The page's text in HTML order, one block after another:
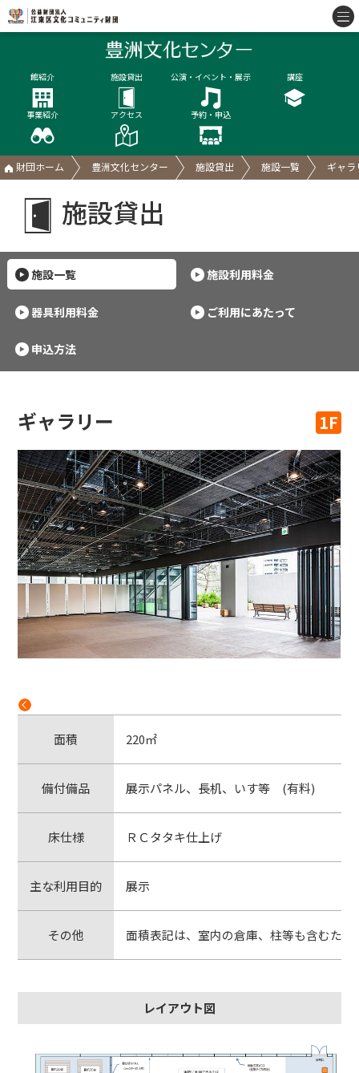
館紹介 施設貸出 公演・イベント・展示 講座
事業紹介 アクセス 予約・申込
財団ホーム 豊洲文化センター 施設貸出 施設一覧 ギャラ
施設貸出
施設一覧 施設利用料金
器具利用料金 ご利用にあたって
申込方法
ギャラリー 1F
面積 220㎡
備付備品 展示パネル、長机、いす等 (有料)
床仕様 ＲＣタタキ仕上げ
主な利用目的 展示
その他 面積表記は、室内の倉庫、柱等も含むた
レイアウト図